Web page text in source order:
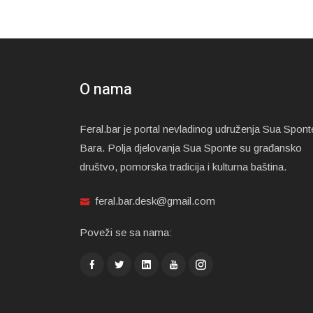
O nama
Feral.bar je portal nevladinog udruženja Sua
Bara. Polja djelovanja Sua Sponte su građansko
društvo, pomorska tradicija i kulturna baština.
feral.bar.desk@gmail.com
Poveži se sa nama: